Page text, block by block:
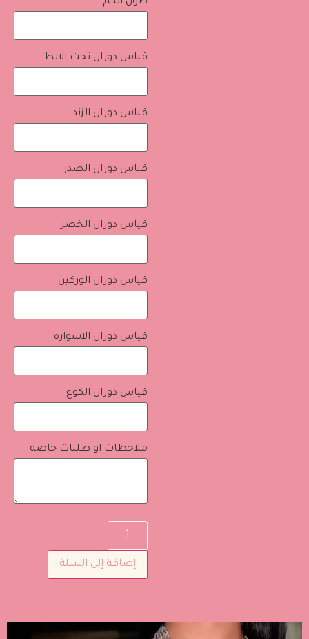
قياس دوران تحت الابط
قياس دوران الزند
قياس دوران الصدر
قياس دوران الخصر
قياس دوران الوركين
قياس دوران الاسواره
قياس دوران الكوع
ملاحظات او طلبات خاصة
إضافة إلى السلة